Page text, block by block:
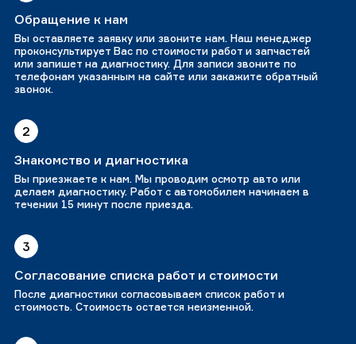
Обращение к нам
Вы оставляете заявку или звоните нам. Наш менеджер
проконсультирует Вас по стоимости работ и запчастей
или запишет на диагностику. Для записи звоните по
телефонам указанным на сайте или закажите обратный
звонок.
2
Знакомство и диагностика
Вы приезжаете к нам. Мы проводим осмотр авто или
делаем диагностику. Работ с автомобилем начинаем в
течении 15 минут после приезда.
3
Согласование списка работ и стоимости
После диагностики согласовываем список работ и
стоимость. Стоимость остается неизменной.